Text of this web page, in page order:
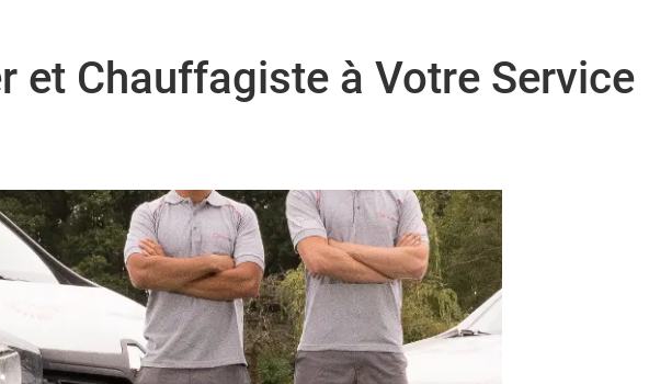
et Chauffagiste à Votre Service